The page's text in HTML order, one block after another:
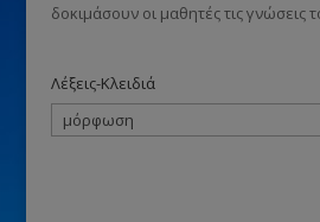
δοκιμάσουν οι μαθητές τις γνώσεις
Λέξεις-Κλειδιά